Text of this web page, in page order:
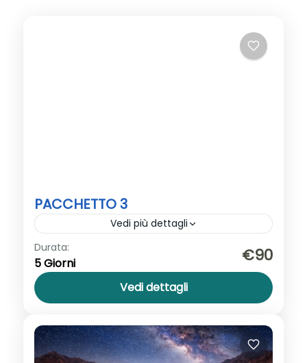
PACCHETTO 3
Vedi più dettagli
Pacchetto 3: Sharm Vecchia, Ras
Mohamed via terra , Isola Bianca, Canyon
Colorato e Blue Hole.
1-100 persone
Durata:
5 Giorni €90
Vedi dettagli